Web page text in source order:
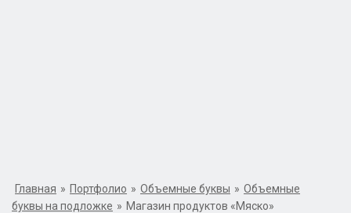
Главная » Портфолио » Объемные буквы » Объемные
буквы на подложке » Магазин продуктов «Мяско»